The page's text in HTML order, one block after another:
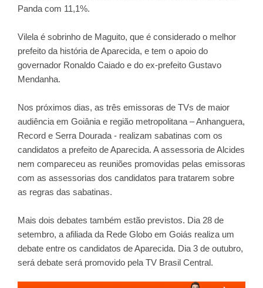
Panda com 11,1%.
Vilela é sobrinho de Maguito, que é considerado o melhor
prefeito da história de Aparecida, e tem o apoio do
governador Ronaldo Caiado e do ex-prefeito Gustavo
Mendanha.
Nos próximos dias, as três emissoras de TVs de maior
audiência em Goiânia e região metropolitana – Anhanguera,
Record e Serra Dourada - realizam sabatinas com os
candidatos a prefeito de Aparecida. A assessoria de Alcides
nem compareceu as reuniões promovidas pelas emissoras
com as assessorias dos candidatos para tratarem sobre
as regras das sabatinas.
Mais dois debates também estão previstos. Dia 28 de
setembro, a afiliada da Rede Globo em Goiás realiza um
debate entre os candidatos de Aparecida. Dia 3 de outubro,
será debate será promovido pela TV Brasil Central.